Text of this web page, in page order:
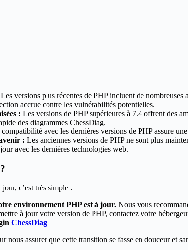
Les versions plus récentes de PHP incluent de
accrue contre les vulnérabilités potentielles.
: Les versions de PHP supérieures à 7.4 offrent des
des diagrammes ChessDiag.
avec les dernières versions de PHP assure
: Les anciennes versions de PHP ne sont plus
avec les dernières technologies web.
c’est très simple :
environnement PHP est à jour. Nous vous
à jour votre version de PHP, contactez votre
ChessDiag
nous assurer que cette transition se fasse en douceur et